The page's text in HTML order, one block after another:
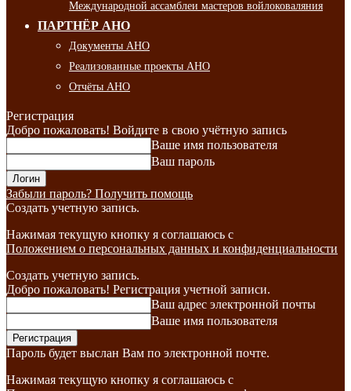
Международной ассамблеи мастеров войлоковаляния
ПАРТНЁР АНО
Документы АНО
Реализованные проекты АНО
Отчёты АНО
Регистрация
Добро пожаловать! Войдите в свою учётную запись
Ваше имя пользователя
Ваш пароль
Забыли пароль? Получить помощь
Создать учетную запись.
Нажимая текущую кнопку я соглашаюсь с
Положением о персональных данных и конфиденциальности
Создать учетную запись.
Добро пожаловать! Регистрация учетной записи.
Ваш адрес электронной почты
Ваше имя пользователя
Пароль будет выслан Вам по электронной почте.
Нажимая текущую кнопку я соглашаюсь с